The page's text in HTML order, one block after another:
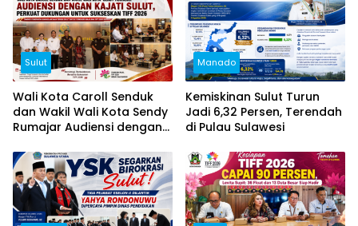
Sulut
Wali Kota Caroll Senduk
dan Wakil Wali Kota Sendy
Rumajar Audiensi dengan
Dukungan untuk Sukseskan
TIFF 2026
Manado
Kemiskinan Sulut Turun
Jadi 6,32 Persen, Terendah
di Pulau Sulawesi